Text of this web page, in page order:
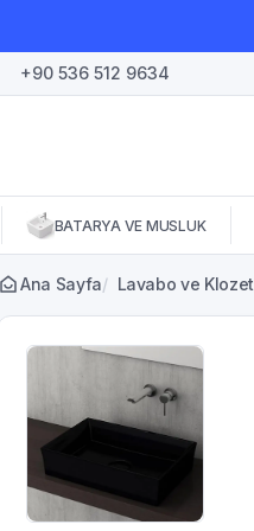
+90 536 512 9634
BATARYA VE MUSLUK
Ana Sayfa/ Lavabo ve Klozet